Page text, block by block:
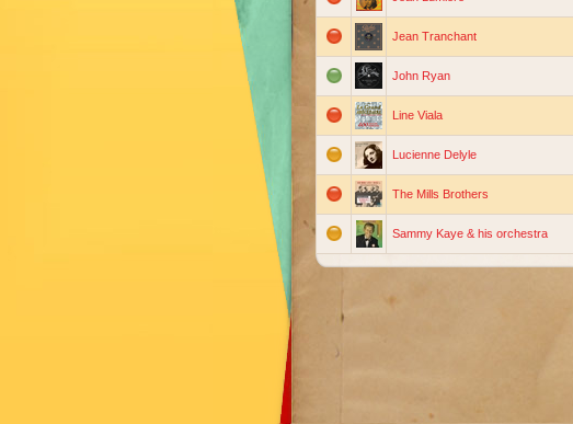
Jean Tranchant
John Ryan
Line Viala
Lucienne Delyle
The Mills Brothers
Sammy Kaye & his orchestra